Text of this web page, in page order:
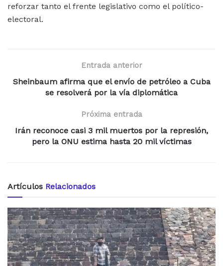
reforzar tanto el frente legislativo como el político-
electoral.
Entrada anterior
Sheinbaum afirma que el envío de petróleo a Cuba
se resolverá por la vía diplomática
Próxima entrada
Irán reconoce casi 3 mil muertos por la represión,
pero la ONU estima hasta 20 mil víctimas
Artículos Relacionados